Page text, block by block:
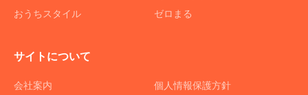
おうちスタイル
ゼロまる
サイトについて
会社案内
個人情報保護方針